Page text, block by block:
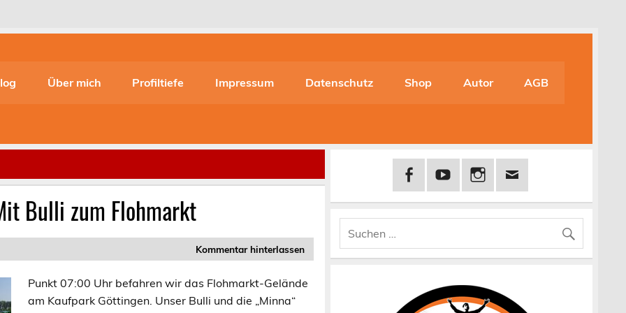
Über mich Profiltiefe Impressum Datenschutz Shop Autor AGB
Bulli zum Flohmarkt
Kommentar hinterlassen
Punkt 07:00 Uhr befahren wir das Flohmarkt-Gelände
am Kaufpark Göttingen. Unser Bulli und die „Minna“